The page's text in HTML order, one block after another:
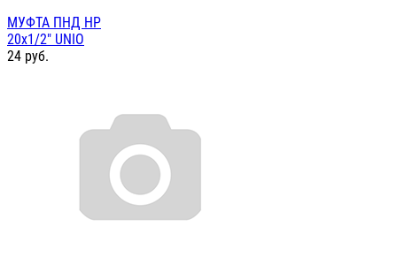
МУФТА ПНД НР
20х1/2" UNIO
24 руб.